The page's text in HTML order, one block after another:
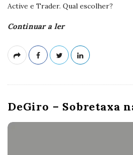
Active e Trader. Qual escolher?
Continuar a ler
DeGiro – Sobretaxa